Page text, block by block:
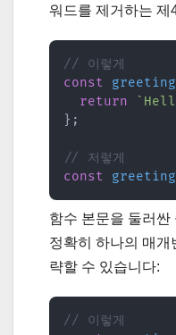
워드를 제거하는 제
// 이렇게
const
return
`
} ;
// 저렇게
const
함수 본문을 둘러싼
정확히 하나의 매개
략할 수 있습니다:
// 이렇게